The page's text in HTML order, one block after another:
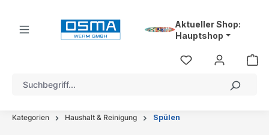
Aktueller Shop:
Hauptshop
Kategorien Haushalt & Reinigung Spülen